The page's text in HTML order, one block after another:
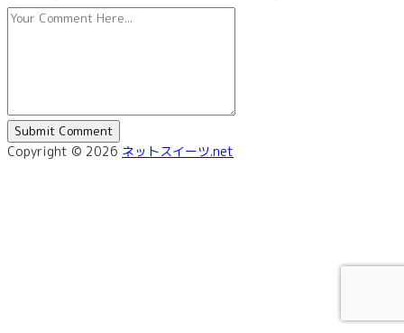
Copyright © 2026 ネットスイーツ.net